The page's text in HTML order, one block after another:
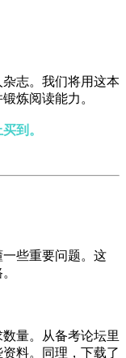
志。我们将用这本
炼阅读能力。
到。
些重要问题。这
量。从备考论坛里
料。同理，下载了